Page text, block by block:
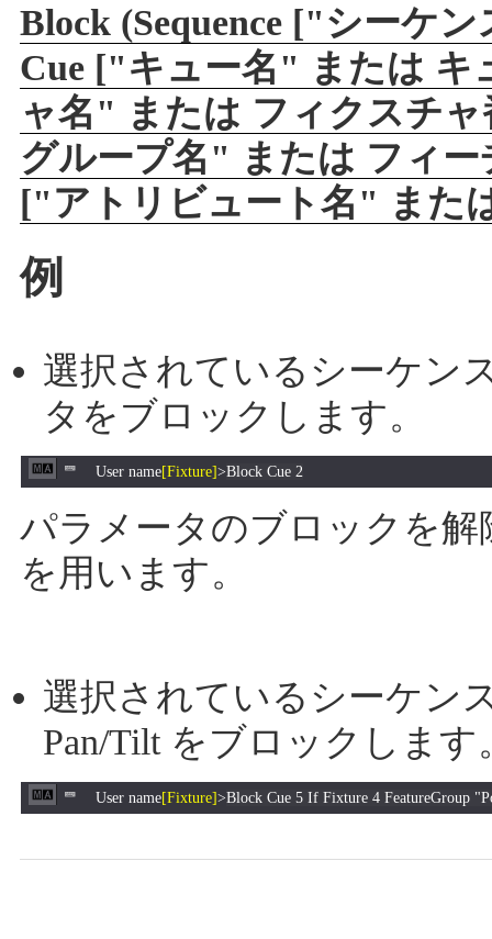
Block (Sequence ["シーケ
Cue ["キュー名" または
ャ名" または フィクスチ
グループ名" または フィ
["アトリビュート名" また
例
選択されているシーケン
タをブロックします。
User name[Fixture]>Block Cue 2
パラメータのブロックを解
を用います。
選択されているシーケン
Pan/Tilt をブロックします
User name[Fixture]>Block Cue 5 If Fixture 4 FeatureGroup